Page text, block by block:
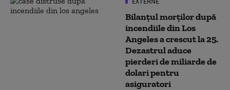
Bilanţul morților după
incendiile din Los
Angeles a crescut la 25.
Dezastrul aduce
pierderi de miliarde de
dolari pentru
asiguratori